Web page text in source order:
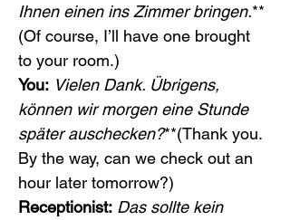
Ihnen einen ins Zimmer bringen.**
(Of course, I’ll have one brought
to your room.)
You: Vielen Dank. Übrigens,
können wir morgen eine Stunde
später auschecken?**(Thank you.
By the way, can we check out an
hour later tomorrow?)
Receptionist: Das sollte kein